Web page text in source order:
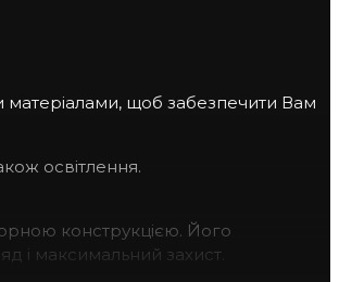
матеріалами, щоб забезпечити Вам
освітлення.
конструкцією. Його
і максимальний захист.